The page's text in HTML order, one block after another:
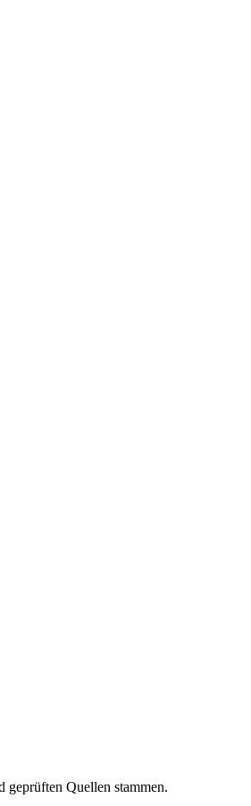
geprüften Quellen stammen.